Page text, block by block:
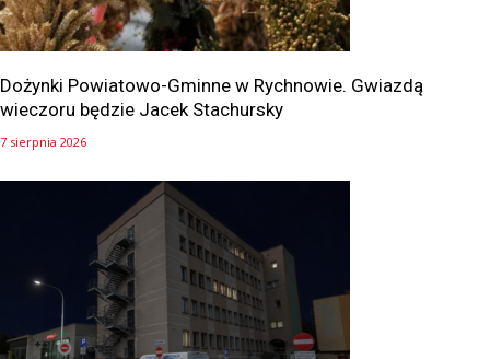
Dożynki Powiatowo-Gminne w Rychnowie. Gwiazdą
wieczoru będzie Jacek Stachursky
7 sierpnia 2026